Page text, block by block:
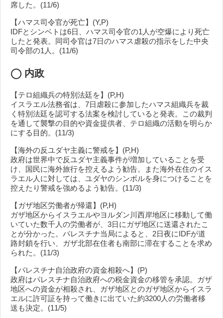
席した。(11/6)
【ハマス司令官が死亡】(Y,P)
IDFとシンベトは6日、ハマス司令官の1人が空爆により死亡
したと発表。同司令官は7日のハマス虐殺の指示をした中央
司令部の1人。(11/6)
◯ 内政
【テロ組織兵の特別法廷を】(P,H)
イスラエル法務省は、7日虐殺に参加したハマス組織兵を裁
く特別法廷を認可する法案を検討していると発表。この裁判
を通して襲撃の目的や資金提供者、テロ組織の活動を明らか
にする目的。(11/3)
【海外の反ユダヤ主義に警戒を】(P,H)
政府は世界中で反ユダヤ主義事件が増加していることを受
け、国民に海外旅行を控えるよう勧告。また海外在住のイス
ラエル人に対しては、ユダヤのシンボルを身につけることを
控えたり警戒を強めるよう勧告。(11/3)
【ガザ地区労働者が帰還】(P,H)
ガザ地区からイスラエルやヨルダン川西岸地区に移動して働
いていた数千人の労働者が、3日にガザ地区に送還されたこ
とが分かった。パレスチナ当局によると、2日夜にIDFが道
路封鎖を行い、ガザ北部在住者も南部に滞在することを求め
られた。(11/3)
【パレスチナ自治政府の資金相殺へ】(P)
政府はパレスチナ自治政府への税金資金の移管を承認。ガザ
地区への資金が相殺され、ガザ地区とのガザ地区からイスラ
エルに許可証を持って働きに出ていた約3200人の労働者移
送も決定。(11/5)